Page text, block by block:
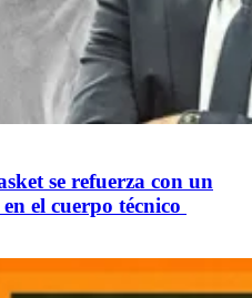
se refuerza con un
el cuerpo técnico